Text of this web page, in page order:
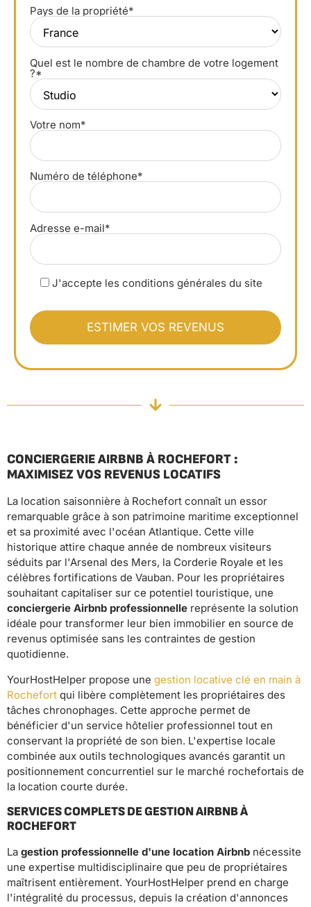
Pays de la propriété*
Quel est le nombre de chambre de votre logement
?*
Votre nom*
Numéro de téléphone*
Adresse e-mail*
J'accepte les conditions générales du site
CONCIERGERIE AIRBNB À ROCHEFORT :
MAXIMISEZ VOS REVENUS LOCATIFS
La location saisonnière à Rochefort connaît un essor
remarquable grâce à son patrimoine maritime exceptionnel
et sa proximité avec l'océan Atlantique. Cette ville
historique attire chaque année de nombreux visiteurs
séduits par l'Arsenal des Mers, la Corderie Royale et les
célèbres fortifications de Vauban. Pour les propriétaires
souhaitant capitaliser sur ce potentiel touristique, une
conciergerie Airbnb professionnelle représente la solution
idéale pour transformer leur bien immobilier en source de
revenus optimisée sans les contraintes de gestion
quotidienne.
YourHostHelper propose une gestion locative clé en main à
Rochefort qui libère complètement les propriétaires des
tâches chronophages. Cette approche permet de
bénéficier d'un service hôtelier professionnel tout en
conservant la propriété de son bien. L'expertise locale
combinée aux outils technologiques avancés garantit un
positionnement concurrentiel sur le marché rochefortais de
la location courte durée.
SERVICES COMPLETS DE GESTION AIRBNB À
ROCHEFORT
La gestion professionnelle d'une location Airbnb nécessite
une expertise multidisciplinaire que peu de propriétaires
maîtrisent entièrement. YourHostHelper prend en charge
l'intégralité du processus, depuis la création d'annonces